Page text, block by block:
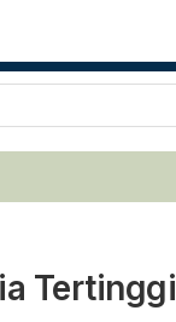
Tertinggi